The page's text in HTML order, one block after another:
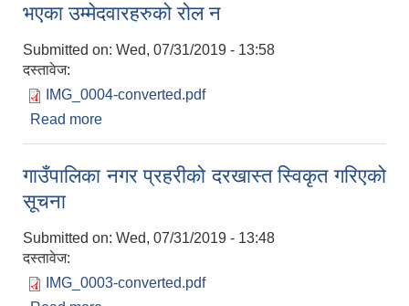
भएका उम्मेदवारहरुको रोल न
Submitted on: Wed, 07/31/2019 - 13:58
दस्तावेज:
IMG_0004-converted.pdf
Read more
गाउँपालिका नगर प्रहरीको दरखास्त स्विकृत गरिएको
सूचना
Submitted on: Wed, 07/31/2019 - 13:48
दस्तावेज:
IMG_0003-converted.pdf